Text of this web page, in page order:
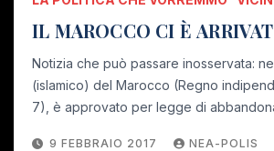
IL MAROCCO CI È
Notizia che può passare inosservata:
(islamico) del Marocco (Regno
7), è approvato per legge di
9 FEBBRAIO 2017 NEA-POLIS